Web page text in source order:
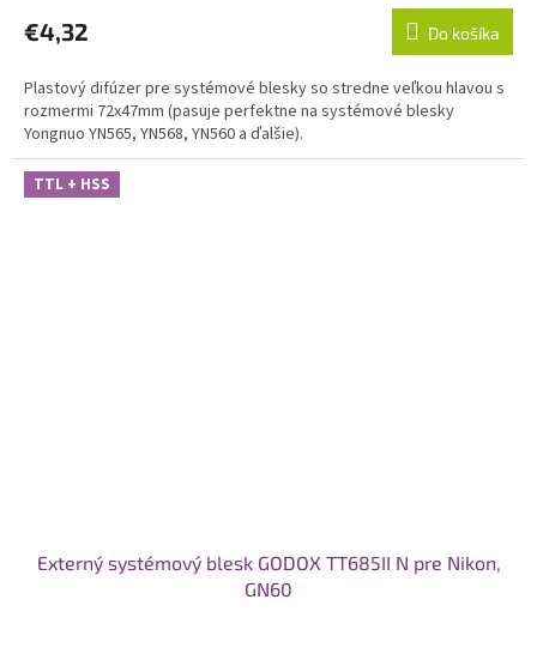
€4,32 Do košíka
Plastový difúzer pre systémové blesky so stredne veľkou hlavou s
rozmermi 72x47mm (pasuje perfektne na systémové blesky
Yongnuo YN565, YN568, YN560 a ďalšie).
TTL + HSS
Externý systémový blesk GODOX TT685II N pre Nikon,
GN60